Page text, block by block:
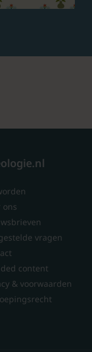
ons
vragen
content
& voorwaarden